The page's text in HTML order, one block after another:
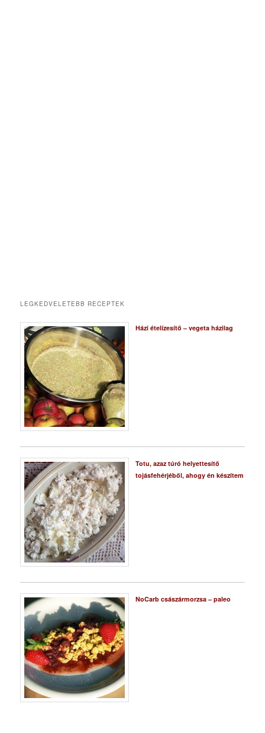
LEGKEDVELETEBB RECEPTEK
Házi ételízesítő – vegeta házilag
Totu, azaz túró helyettesítő
tojásfehérjéből, ahogy én készítem
NoCarb császármorzsa – paleo